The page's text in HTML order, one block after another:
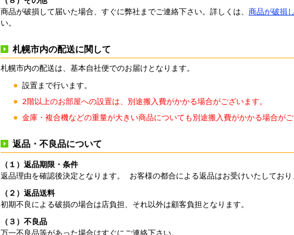
商品が破損して届いた場合、すぐに弊社までご連絡下さい。詳しくは、 商品が破損
い。
札幌市内の配送に関して
札幌市内の配送は、基本自社便でのお届けとなります。
設置まで行います。
2階以上のお部屋への設置は、別途搬入費がかかる場合がございます。
金庫・複合機などの重量が大きい商品についても別途搬入費がかかる場合が
返品・不良品について
（１）返品期限・条件
返品理由を確認後決定となります。 お客様の都合による返品はお受けいたしており
（２）返品送料
初期不良による破損の場合は店負担、それ以外は顧客負担となります。
（３）不良品
万一不良品等があった場合はすぐにご連絡下さい。